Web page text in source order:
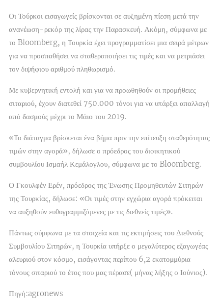
Οι Τούρκοι εισαγωγείς βρίσκονται σε αυξημένη πίεση μετά την
ανανέωση-ρεκόρ της λίρας την Παρασκευή. Ακόμη, σύμφωνα με
το Bloomberg, η Τουρκία έχει προγραμματίσει μια σειρά μέτρων
για να προσπαθήσει να σταθεροποιήσει τις τιμές και να μετριάσει
τον διψήφιου αριθμού πληθωρισμό.
Με κυβερνητική εντολή και για να προωθηθούν οι προμήθειες
σιταριού, έχουν διατεθεί 750.000 τόνοι για να υπάρξει απαλλαγή
από δασμούς μέχρι το Μάιο του 2019.
«Το διάταγμα βρίσκεται ένα βήμα πριν την επίτευξη σταθερότητας
τιμών στην αγορά», δήλωσε ο πρόεδρος του διοικητικού
συμβουλίου Ισμαήλ Κεμάλογλου, σύμφωνα με το Bloomberg.
Ο Γκουλφέν Ερέν, πρόεδρος της Ένωσης Προμηθευτών Σιτηρών
της Τουρκίας, δήλωσε: «Οι τιμές στην εγχώρια αγορά πρόκειται
να αυξηθούν ευθυγραμμιζόμενες με τις διεθνείς τιμές».
Πάντως σύμφωνα με τα στοιχεία και τις εκτιμήσεις του Διεθνούς
Συμβουλίου Σιτηρών, η Τουρκία υπήρξε ο μεγαλύτερος εξαγωγέας
αλευριού στον κόσμο, εισάγοντας περίπου 6,2 εκατομμύρια
τόνους σιταριού το έτος που μας πέρασε( μήνας λήξης ο Ιούνιος).
Πηγή:agronews